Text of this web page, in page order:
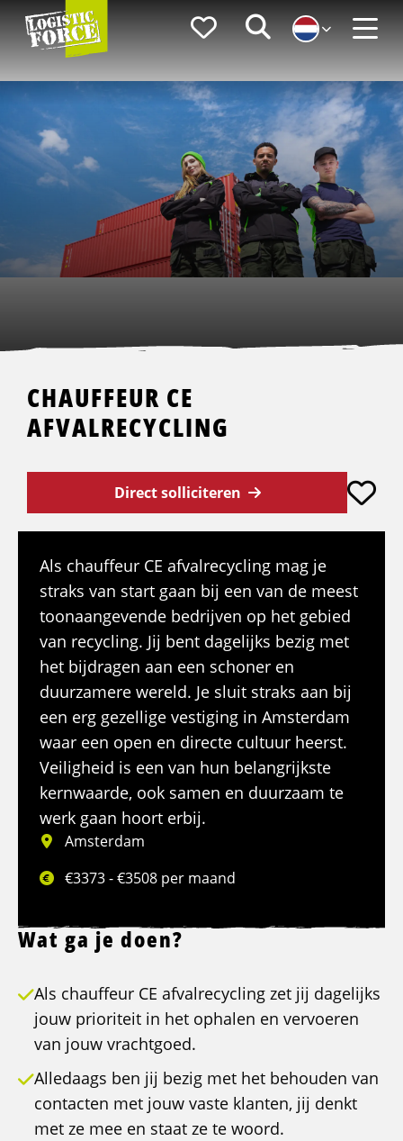
Logistic
Force
FavorietenZoeken
CHAUFFEUR CE
AFVALRECYCLING
Direct solliciteren
Als chauffeur CE afvalrecycling mag je
straks van start gaan bij een van de meest
toonaangevende bedrijven op het gebied
van recycling. Jij bent dagelijks bezig met
het bijdragen aan een schoner en
duurzamere wereld. Je sluit straks aan bij
een erg gezellige vestiging in Amsterdam
waar een open en directe cultuur heerst.
Veiligheid is een van hun belangrijkste
kernwaarde, ook samen en duurzaam te
werk gaan hoort erbij.
Amsterdam
€3373 - €3508 per maand
Wat ga je doen?
Als chauffeur CE afvalrecycling zet jij dagelijks
jouw prioriteit in het ophalen en vervoeren
van jouw vrachtgoed.
Alledaags ben jij bezig met het behouden van
contacten met jouw vaste klanten, jij denkt
met ze mee en staat ze te woord.